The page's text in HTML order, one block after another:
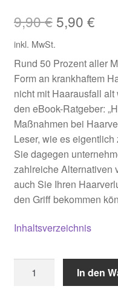
9,90€
war:
9,90 €
5,90 €
ist:
inkl. MwSt.
Rund 50 Prozent aller
Form an krankhaftem
nicht mit Haarausfall
den eBook-Ratgeber:
Maßnahmen bei
Leser, wie es
Sie dagegen
zahlreiche Alternativen
auch Sie Ihren
den Griff bekommen
Inhaltsverzeichnis
Haarausfallratgeber
Menge
In den